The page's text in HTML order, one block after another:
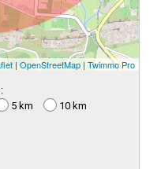
| OpenStreetMap| Twimmo Pro
5 km 10 km